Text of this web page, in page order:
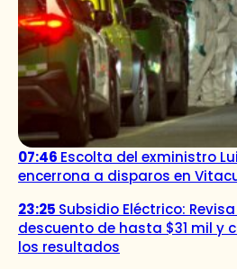
07:46 Escolta del exministro
encerrona a disparos en
23:25 Subsidio Eléctrico:
descuento de hasta $31 mil y
los resultados